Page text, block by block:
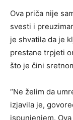
Ova priča nije
svesti i
je shvatila da je
prestane trpjeti
što je čini
“Ne želim da
izjavila je,
ispunjenjem.